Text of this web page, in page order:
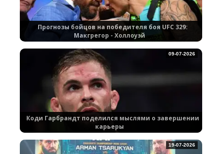
Прогнозы бойцов на победителя боя UFC 329:
Макгрегор - Холлоуэй
Коди Гарбрандт поделился мыслями о завершении
карьеры
09-07-2026
19-07-2026